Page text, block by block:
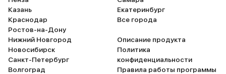
можно устранить с помощью
губки и моющего средства, я это
подтверждаю. Хотите берите
пасту их сейчас масса.
Последнее это подвеска, она
огонь, она плотная приятная и не
трясет вообще нигде и никогда.
Казань
Краснодар
Ростов-на-Дону
Нижний Новгород
Новосибирск
Санкт-Петербург
Волгоград
Екатеринбург
Все города
Описание продукта
Политика
конфиденциальности
Правила работы программы